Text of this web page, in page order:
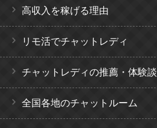
高収入を稼げる理由
リモ活でチャットレディ
チャットレディの推薦・体験談
全国各地のチャットルーム